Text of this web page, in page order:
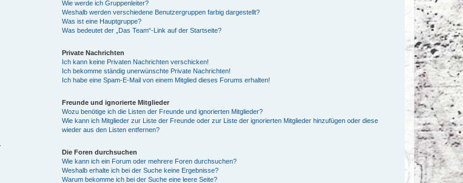
Wie werde ich Gruppenleiter?
Weshalb werden verschiedene Benutzergruppen farbig dargestellt?
Was ist eine Hauptgruppe?
Was bedeutet der „Das Team“-Link auf der Startseite?
Private Nachrichten
Ich kann keine Privaten Nachrichten verschicken!
Ich bekomme ständig unerwünschte Private Nachrichten!
Ich habe eine Spam-E-Mail von einem Mitglied dieses Forums erhalten!
Freunde und ignorierte Mitglieder
Wozu benötige ich die Listen der Freunde und ignorierten Mitglieder?
Wie kann ich Mitglieder zur Liste der Freunde oder zur Liste der ignorierten Mitglieder hinzufügen oder diese
wieder aus den Listen entfernen?
Die Foren durchsuchen
Wie kann ich ein Forum oder mehrere Foren durchsuchen?
Weshalb erhalte ich bei der Suche keine Ergebnisse?
Warum bekomme ich bei der Suche eine leere Seite?